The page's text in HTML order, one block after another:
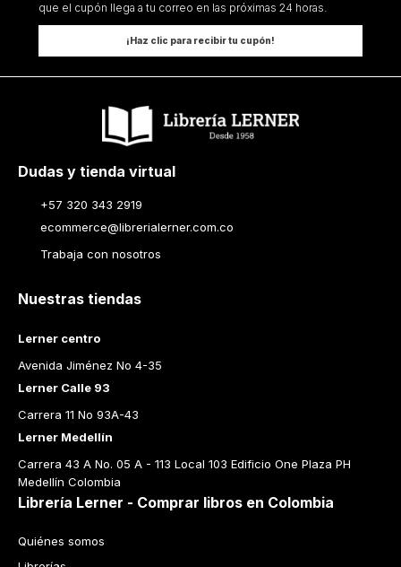
que el cupón llega a tu correo en las próximas 24 horas.
¡Haz clic para recibir tu cupón!
Dudas y tienda virtual
+57 320 343 2919
ecommerce@librerialerner.com.co
Trabaja con nosotros
Nuestras tiendas
Lerner centro
Avenida Jiménez No 4-35
Lerner Calle 93
Carrera 11 No 93A-43
Lerner Medellín
Carrera 43 A No. 05 A - 113 Local 103 Edificio One Plaza PH
Medellín Colombia
Librería Lerner - Comprar libros en Colombia
Quiénes somos